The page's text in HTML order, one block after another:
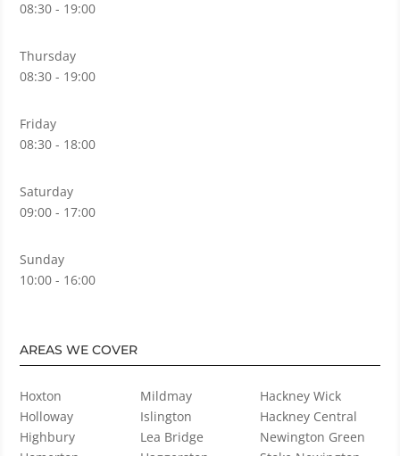
08:30 - 19:00
Thursday
08:30 - 19:00
Friday
08:30 - 18:00
Saturday
09:00 - 17:00
Sunday
10:00 - 16:00
AREAS WE COVER
Hoxton
Holloway
Highbury
Mildmay
Islington
Lea Bridge
Hackney Wick
Hackney Central
Newington Green